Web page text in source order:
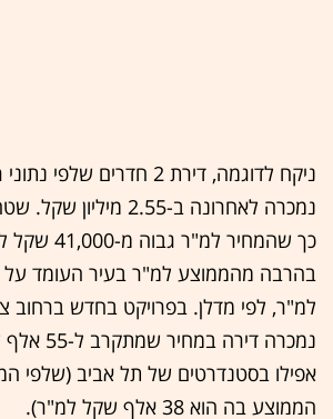
ניקח לדוגמה, דירת 2 חדרים
כך שהמחיר
נמכרה
אפילו בסטנדרטים של תל אביב (שלפי
הממוצע בה הוא 38 אלף שקל למ"ר).